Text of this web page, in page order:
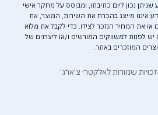
נכון ליום כתיבתו, ומבוסס על מחקר אישי
איננו מייצג בהכרח את השירות, המוצר, את
או את המחיר הנזכר לצידו. כדי לקבל את מלוא
יש לפנות למשווקים המורשים ו/או ליצרנים של
המוזכרים באתר.